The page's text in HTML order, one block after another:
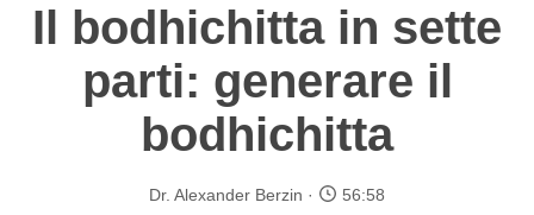
Il bodhichitta in sette
parti: generare il
bodhichitta
Dr. Alexander Berzin 56:58